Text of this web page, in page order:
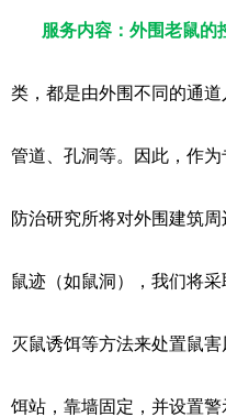
服务内容 ： 外围老鼠的
类，都是由外围不同的通
管道、孔洞等。因此，作
防治研究所将对外围建筑
鼠迹（如鼠洞），我们将
灭鼠诱饵等方法来处置鼠
饵站，靠墙固定，并设置警